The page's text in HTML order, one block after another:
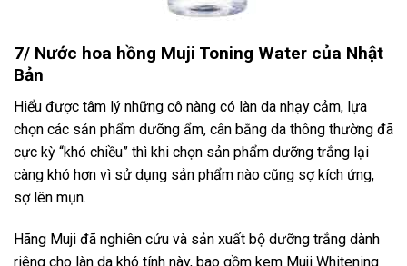
7/ Nước hoa hồng Muji Toning Water của Nhật
Bản
Hiểu được tâm lý những cô nàng có làn da nhạy cảm, lựa
chọn các sản phẩm dưỡng ẩm, cân bằng da thông thường đã
cực kỳ “khó chiều” thì khi chọn sản phẩm dưỡng trắng lại
càng khó hơn vì sử dụng sản phẩm nào cũng sợ kích ứng,
sợ lên mụn.
Hãng Muji đã nghiên cứu và sản xuất bộ dưỡng trắng dành
riêng cho làn da khó tính này, bao gồm kem Muji Whitening